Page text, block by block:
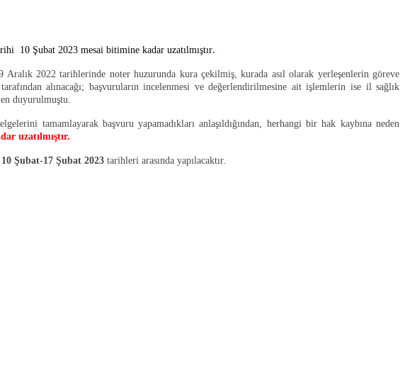
10 Şubat 2023 mesai bitimine kadar uzatılmıştır.
Aralık 2022 tarihlerinde noter huzurunda kura çekilmiş, kurada asıl olarak yerleşenlerin göreve
alınacağı; başvuruların incelenmesi ve değerlendirilmesine ait işlemlerin ise il sağlık
duyurulmuştu.
tamamlayarak başvuru yapamadıkları anlaşıldığından, herhangi bir hak kaybına neden
uzatılmıştır.
10 Şubat-17 Şubat 2023 tarihleri arasında yapılacaktır.